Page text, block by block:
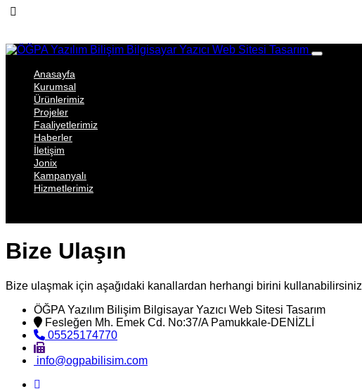
Anasayfa
Kurumsal
Ürünlerimiz
Projeler
Faaliyetlerimiz
Haberler
İletişim
Jonix
Kampanyalı
Hizmetlerimiz
Bize Ulaşın
Bize ulaşmak için aşağıdaki kanallardan herhangi birini kullanabilirsiniz
ÖĞPA Yazılım Bilişim Bilgisayar Yazıcı Web Sitesi Tasarım
Fesleğen Mh. Emek Cd. No:37/A Pamukkale-DENİZLİ
05525174770
info@ogpabilisim.com